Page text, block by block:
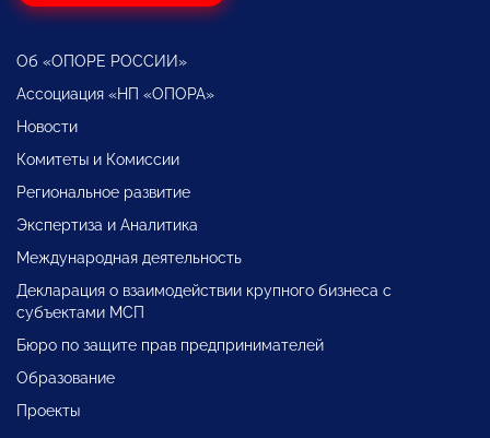
Об «ОПОРЕ РОССИИ»
Ассоциация «НП «ОПОРА»
Новости
Комитеты и Комиссии
Региональное развитие
Экспертиза и Аналитика
Международная деятельность
Декларация о взаимодействии крупного бизнеса с
субъектами МСП
Бюро по защите прав предпринимателей
Образование
Проекты